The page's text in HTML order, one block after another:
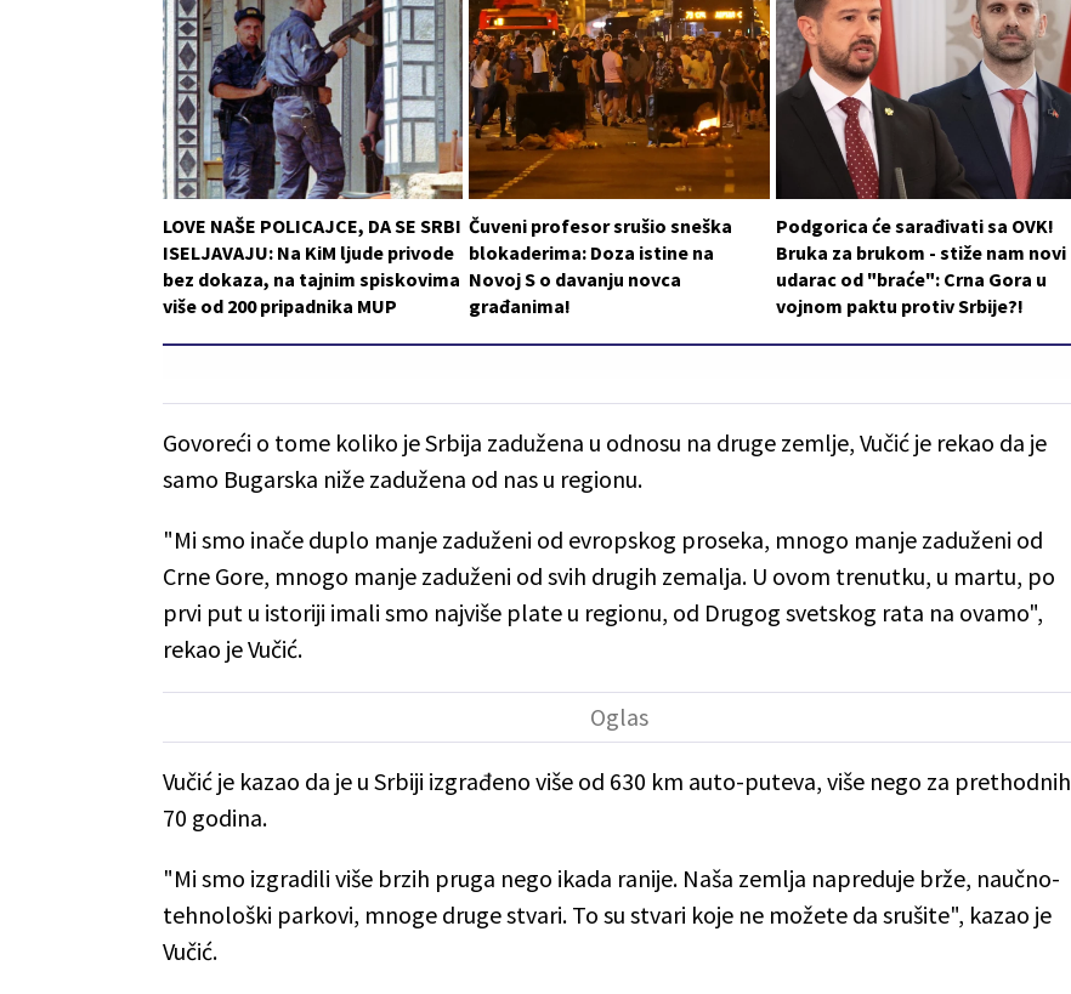
LOVE NAŠE POLICAJCE, DA SE SRBI
ISELJAVAJU: Na KiM ljude privode
bez dokaza, na tajnim spiskovima
više od 200 pripadnika MUP
Čuveni profesor srušio sneška
blokaderima: Doza istine na
Novoj S o davanju novca
građanima!
Podgorica će sarađivati sa OVK!
Bruka za brukom - stiže nam novi
udarac od "braće": Crna Gora u
vojnom paktu protiv Srbije?!
Govoreći o tome koliko je Srbija zadužena u odnosu na druge zemlje, Vučić je rekao da je
samo Bugarska niže zadužena od nas u regionu.
"Mi smo inače duplo manje zaduženi od evropskog proseka, mnogo manje zaduženi od
Crne Gore, mnogo manje zaduženi od svih drugih zemalja. U ovom trenutku, u martu, po
prvi put u istoriji imali smo najviše plate u regionu, od Drugog svetskog rata na ovamo",
rekao je Vučić.
Vučić je kazao da je u Srbiji izgrađeno više od 630 km auto-puteva, više nego za prethodnih
70 godina.
"Mi smo izgradili više brzih pruga nego ikada ranije. Naša zemlja napreduje brže, naučno-
tehnološki parkovi, mnoge druge stvari. To su stvari koje ne možete da srušite", kazao je
Vučić.